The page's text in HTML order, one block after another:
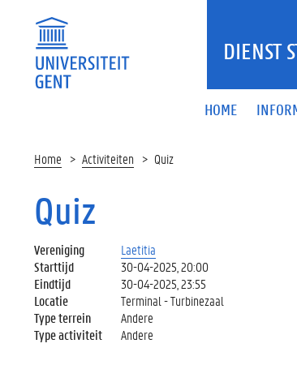
HOME
DIENST
Home Activiteiten Quiz
Quiz
Vereniging
Laetitia
Starttijd
30-04-2025, 20:00
Eindtijd
30-04-2025, 23:55
Locatie
Terminal - Turbinezaal
Type terrein
Andere
Type activiteit
Andere